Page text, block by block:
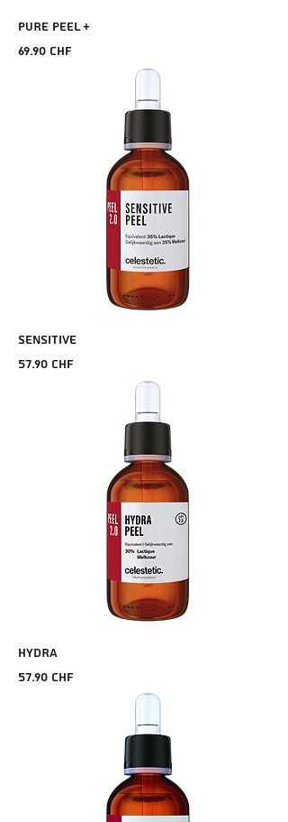
PURE PEEL +
Prix
69.90 CHF
SENSITIVE
Prix
57.90 CHF
HYDRA
Prix
57.90 CHF